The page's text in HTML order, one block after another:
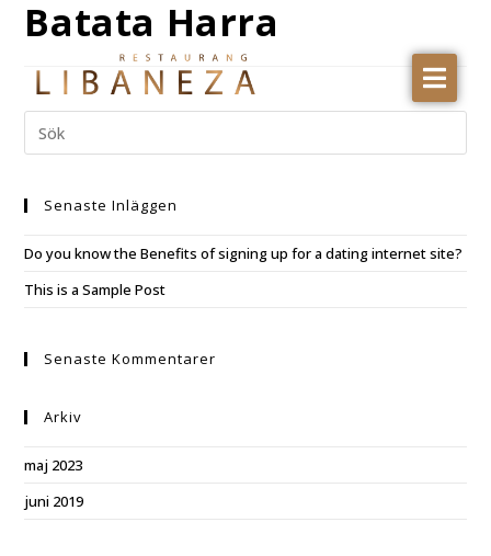
RESTAURANGEN
MENY
AVHÄMTNING
Batata Harra
Senaste Inläggen
Do you know the Benefits of signing up for a dating internet site?
This is a Sample Post
Senaste Kommentarer
Arkiv
maj 2023
juni 2019